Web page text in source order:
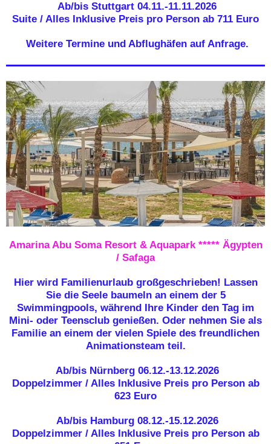
Ab/bis Stuttgart 04.11.-11.11.2026
Suite / Alles Inklusive Preis pro Person ab 711 Euro
Weitere Termine und Abflughäfen auf Anfrage.
Amarina Abu Soma Resort & Aquapark ***** Ägypten
/ Safaga
Hier wird Familienurlaub großgeschrieben! Lassen
Sie die Seele baumeln an einem der 5
Swimmingpools, während Ihre Kinder den Tag im
Mini- oder Teensclub genießen. Oder nehmen Sie als
Familie an einem der vielen Spiele des freundlichen
Animationsteam teil.
Ab/bis Nürnberg 06.12.-13.12.2026
Doppelzimmer / Alles Inklusive Preis pro Person ab
623 Euro
Ab/bis Hamburg 08.12.-15.12.2026
Doppelzimmer / Alles Inklusive Preis pro Person ab